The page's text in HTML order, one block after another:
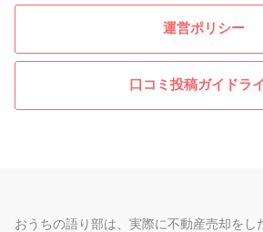
運営ポリシー
口コミ投稿ガイドラ
おうちの語り部は、実際に不動産売却をし